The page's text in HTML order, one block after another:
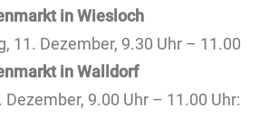
in Wiesloch
11. Dezember, 9.30 Uhr – 11.00
in Walldorf
Dezember, 9.00 Uhr – 11.00 Uhr: